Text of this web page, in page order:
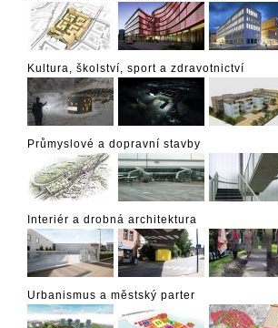
Kultura, školství, sport a zdravotnictví
Průmyslové a dopravní stavby
Interiér a drobná architektura
Urbanismus a městský parter